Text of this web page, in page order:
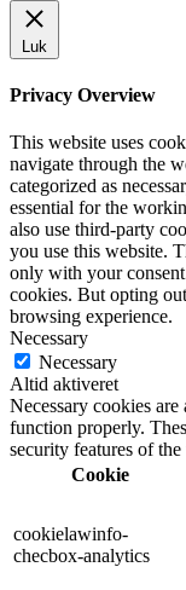
Luk
Privacy Overview
This website uses
navigate through the
categorized as
essential for the
also use third-party
you use this website.
only with your
cookies. But opting
browsing experience.
Necessary
Necessary
Altid aktiveret
Necessary cookies
function properly.
security features of
Cookie
cookielawinfo-
checbox-analytics